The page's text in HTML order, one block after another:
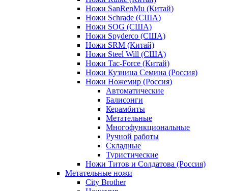
Ножи SanRenMu (Китай)
Ножи Schrade (США)
Ножи SOG (США)
Ножи Spyderco (США)
Ножи SRM (Китай)
Ножи Steel Will (США)
Ножи Tac-Force (Китай)
Ножи Кузница Семина (Россия)
Ножи Ножемир (Россия)
Автоматические
Балисонги
Керамбиты
Метательные
Многофункциональные
Ручной работы
Складные
Туристические
Ножи Титов и Солдатова (Россия)
Метательные ножи
City Brother